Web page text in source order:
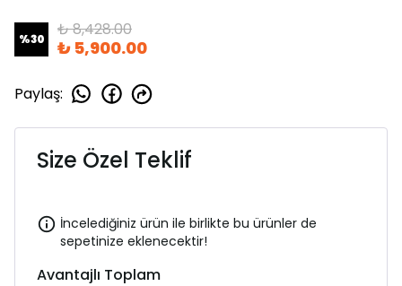
%30 ₺ 8,428.00
₺ 5,900.00
Paylaş:
Size Özel Teklif
İncelediğiniz ürün ile birlikte bu ürünler de
sepetinize eklenecektir!
Avantajlı Toplam